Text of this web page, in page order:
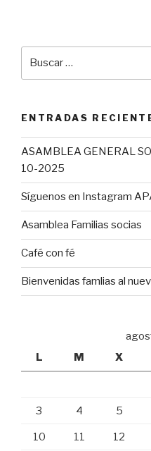
ENTRADAS
ASAMBLEA GENERAL
10-2025
Síguenos en Instagram
Asamblea Familias socias
Café con fé
Bienvenidas famlias al
L
M X
3 4 5
10 11 12